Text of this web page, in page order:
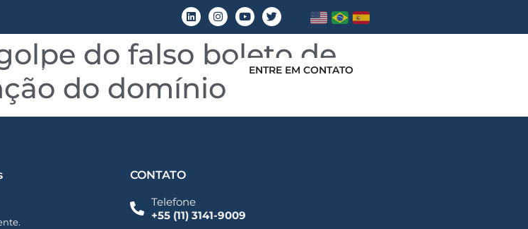
Áreas de Atuação Conteúdo ENTRE EM CONTATO
do falso boleto de
do domínio
CONTATO
Telefone
+55 (11) 3141-9009